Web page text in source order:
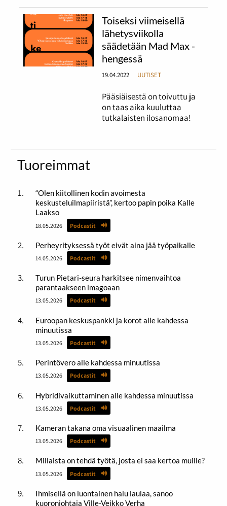
Toiseksi viimeisellä
lähetysviikolla
säädetään Mad Max -
hengessä
19.04.2022 UUTISET
Pääsiäisestä on toivuttu ja
on taas aika kuuluttaa
tutkalaisten ilosanomaa!
Tuoreimmat
“Olen kiitollinen kodin avoimesta
keskusteluilmapiiristä”, kertoo papin poika Kalle
Laakso
18.05.2026 Podcastit
Perheyrityksessä työt eivät aina jää työpaikalle
14.05.2026 Podcastit
Turun Pietari-seura harkitsee nimenvaihtoa
parantaakseen imagoaan
13.05.2026 Podcastit
Euroopan keskuspankki ja korot alle kahdessa
minuutissa
13.05.2026 Podcastit
Perintövero alle kahdessa minuutissa
13.05.2026 Podcastit
Hybridivaikuttaminen alle kahdessa minuutissa
13.05.2026 Podcastit
Kameran takana oma visuaalinen maailma
13.05.2026 Podcastit
Millaista on tehdä työtä, josta ei saa kertoa muille?
13.05.2026 Podcastit
Ihmisellä on luontainen halu laulaa, sanoo
kuoronjohtaja Ville-Veikko Verha